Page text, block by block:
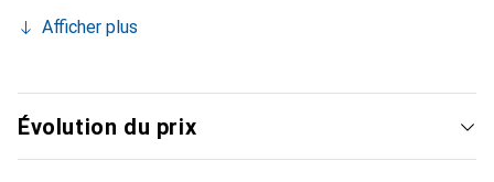
Afficher plus
Évolution du prix